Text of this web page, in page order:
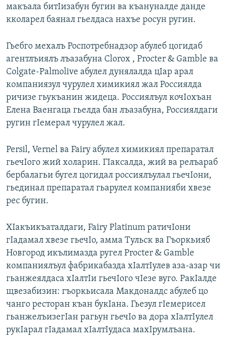
макъала битIизабун бугин ва къануналде данде
кколарел баянал гьелдаса нахъе росун ругин.
Гьебго мехалъ Роспотребнадзор абулеб цогидаб
агентлъиялъ лъазабуна Clorox , Procter & Gamble ва
Colgate-Palmolive абулел дунялалда цIар арал
компаниязул чурулел химикиял жал Россиялда
ричизе гьукъанин жидеца. Россиялъул кочIохъан
Елена Ваенгаца гьелда бан лъазабуна, Россиялдаги
ругин гIемерал чурулел жал.
Persil, Vernel ва Fairy абулел химикиял препаратал
гьечIого жий холарин. ГIаксалда, жий ва релъараб
бербалагьи бугел цогидал россиялъулал гьечIони,
гьединал препаратал гьарулел компанияби хвезе
рес бугин.
ХIакъикъаталдаги, Fairy Platinum ратичIони
гIадамал хвезе гьечIо, амма Тульск ва Гъоркьияб
Новгород икълимазда ругел Procter & Gamble
компаниялъул фабрикабазда хIалтIулев аза-азар чи
гьанжеялдаса хIалтIи гьечIого чIезе вуго. РакIалде
щвезабизин: гъоркьисала Макдоналдс абулеб цо
чанго ресторан къан букIана. Гьезул гIемерисел
гьанжелъизегIан рагьун гьечIо ва дора хIалтIулел
рукIарал гIадамал хIалтIудаса махIрумлъана.